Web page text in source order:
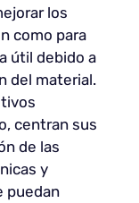
los
como para
útil debido a
del material.
centran sus
de las
y
puedan